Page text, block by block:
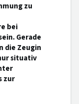
zu
bei
Gerade
die Zeugin
situativ
zur